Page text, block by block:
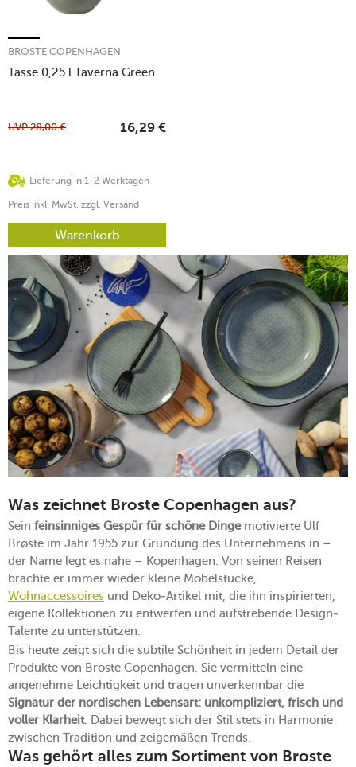
Tasse 0,25 l Taverna Green
BROSTE COPENHAGEN
Lieferung in 1-2 Werktagen
UVP28,00 € 16,29 €
Preis inkl. MwSt. zzgl. Versand
Warenkorb
Was zeichnet Broste Copenhagen aus?
Sein feinsinniges Gespür für schöne Dingemotivierte Ulf
Brøste im Jahr 1955 zur Gründung des Unternehmens in –
der Name legt es nahe – Kopenhagen. Von seinen Reisen
brachte er immer wieder kleine Möbelstücke,
Wohnaccessoires und Deko-Artikel mit, die ihn inspirierten,
eigene Kollektionen zu entwerfen und aufstrebende Design-
Talente zu unterstützen.
Bis heute zeigt sich die subtile Schönheit in jedem Detail der
Produkte von Broste Copenhagen. Sie vermitteln eine
angenehme Leichtigkeit und tragen unverkennbar die
Signatur der nordischen Lebensart: unkompliziert, frisch und
voller Klarheit. Dabei bewegt sich der Stil stets in Harmonie
zwischen Tradition und zeigemäßen Trends.
Was gehört alles zum Sortiment von Broste